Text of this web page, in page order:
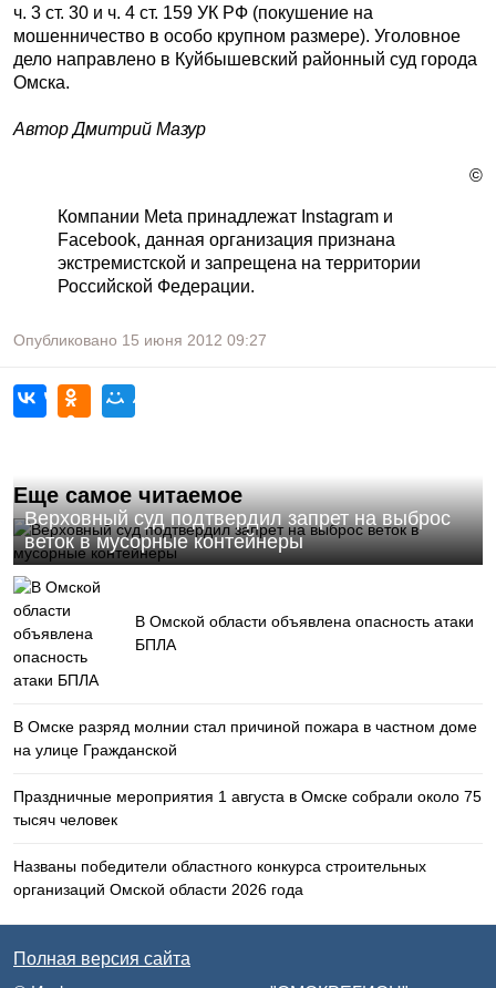
ч. 3 ст. 30 и ч. 4 ст. 159 УК РФ (покушение на
мошенничество в особо крупном размере). Уголовное
дело направлено в Куйбышевский районный суд города
Омска.
Автор Дмитрий Мазур
©
Компании Meta принадлежат Instagram и
Facebook, данная организация признана
экстремистской и запрещена на территории
Российской Федерации.
Опубликовано 15 июня 2012 09:27
Еще самое читаемое
Верховный суд подтвердил запрет на выброс
веток в мусорные контейнеры
В Омской области объявлена опасность атаки
БПЛА
В Омске разряд молнии стал причиной пожара в частном доме
на улице Гражданской
Праздничные мероприятия 1 августа в Омске собрали около 75
тысяч человек
Названы победители областного конкурса строительных
организаций Омской области 2026 года
Полная версия сайта